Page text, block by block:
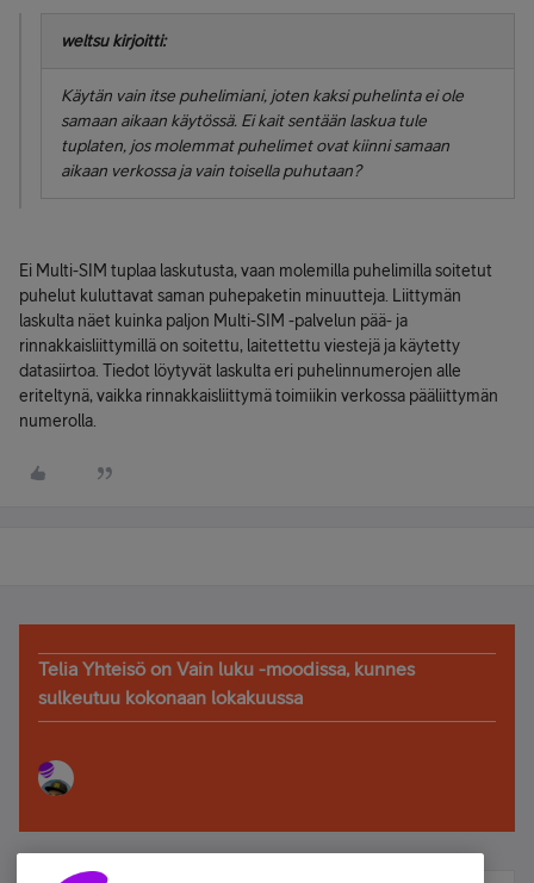
weltsu kirjoitti:
Käytän vain itse puhelimiani, joten kaksi puhelinta ei ole
samaan aikaan käytössä. Ei kait sentään laskua tule
tuplaten, jos molemmat puhelimet ovat kiinni samaan
aikaan verkossa ja vain toisella puhutaan?
Ei Multi-SIM tuplaa laskutusta, vaan molemilla puhelimilla soitetut
puhelut kuluttavat saman puhepaketin minuutteja. Liittymän
laskulta näet kuinka paljon Multi-SIM -palvelun pää- ja
rinnakkaisliittymillä on soitettu, laitettettu viestejä ja käytetty
datasiirtoa. Tiedot löytyvät laskulta eri puhelinnumerojen alle
eriteltynä, vaikka rinnakkaisliittymä toimiikin verkossa pääliittymän
numerolla.
Telia Yhteisö on Vain luku -moodissa, kunnes
sulkeutuu kokonaan lokakuussa